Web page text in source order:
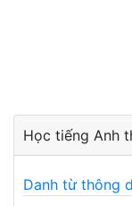
Học tiếng Anh
Danh từ thông